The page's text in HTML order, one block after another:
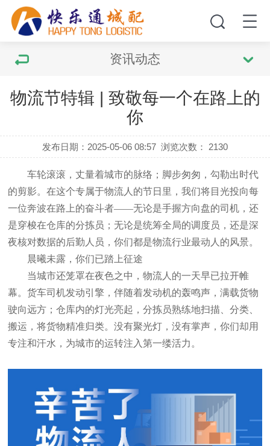
资讯动态
物流节特辑 | 致敬每一个在路上的
你
发布日期：2025-05-06 08:57 浏览次数： 2130
车轮滚滚，丈量着城市的脉络；脚步匆匆，勾勒出时代
的剪影。在这个专属于物流人的节日里，我们将目光投向每
一位奔波在路上的奋斗者——无论是手握方向盘的司机，还
是穿梭在仓库的分拣员；无论是统筹全局的调度员，还是深
夜核对数据的后勤人员，你们都是物流行业最动人的风景。
晨曦未露，你们已踏上征途
当城市还笼罩在夜色之中，物流人的一天早已拉开帷
幕。货车司机发动引擎，伴随着发动机的轰鸣声，满载货物
驶向远方；仓库内的灯光亮起，分拣员熟练地扫描、分类、
搬运，将货物精准归类。没有聚光灯，没有掌声，你们却用
专注和汗水，为城市的运转注入第一缕活力。